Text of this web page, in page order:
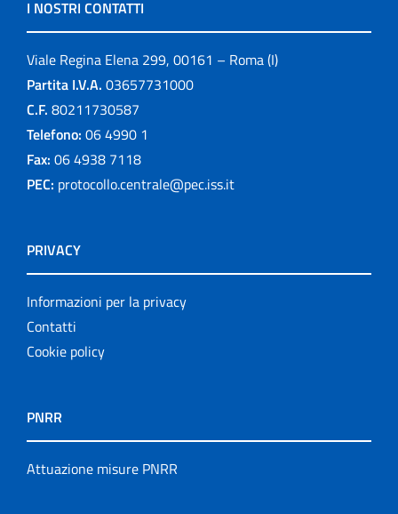
I NOSTRI CONTATTI
Viale Regina Elena 299, 00161 – Roma (I)
Partita I.V.A. 03657731000
C.F. 80211730587
Telefono: 06 4990 1
Fax: 06 4938 7118
PEC: protocollo.centrale@pec.iss.it
PRIVACY
Informazioni per la privacy
Contatti
Cookie policy
PNRR
Attuazione misure PNRR